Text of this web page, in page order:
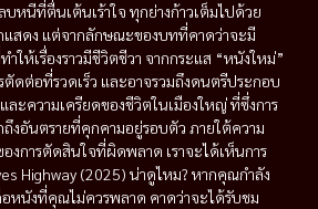
หนีที่ตื่นเต้นเร้าใจ ทุกย่างก้าวเต็มไปด้วย
แสดง แต่จากลักษณะของบทที่คาดว่าจะมี
ห้เรื่องราวมีชีวิตชีวา จากกระแส “หนังใหม่”
ดต่อที่รวดเร็ว และอาจรวมถึงดนตรีประกอบ
ะความเครียดของชีวิตในเมืองใหญ่ ที่ซึ่งการ
งอันตรายที่คุกคามอยู่รอบตัว ภายใต้ความ
การตัดสินใจที่ผิดพลาด เราจะได้เห็นการ
Highway (2025) น่าดูไหม? หากคุณกำลัง
นังที่คุณไม่ควรพลาด คาดว่าจะได้รับชม